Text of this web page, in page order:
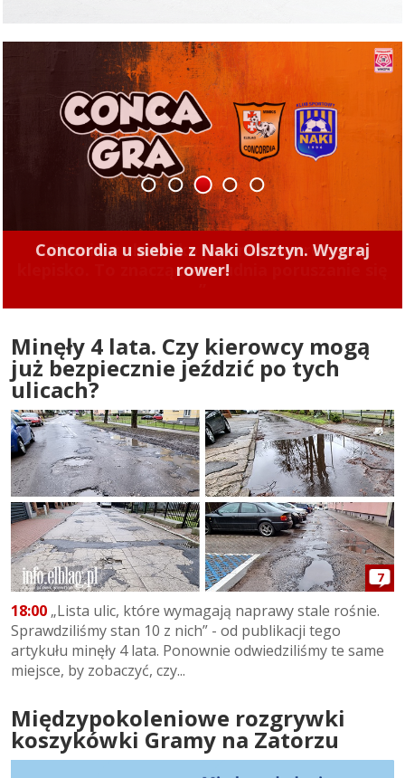
Concordia u siebie z Naki Olsztyn. Wygraj
rower!
1 2 3 4 5
Minęły 4 lata. Czy kierowcy mogą
już bezpiecznie jeździć po tych
ulicach?
7
18:00 „Lista ulic, które wymagają naprawy stale rośnie.
Sprawdziliśmy stan 10 z nich” - od publikacji tego
artykułu minęły 4 lata. Ponownie odwiedziliśmy te same
miejsce, by zobaczyć, czy...
Międzypokoleniowe rozgrywki
koszykówki Gramy na Zatorzu